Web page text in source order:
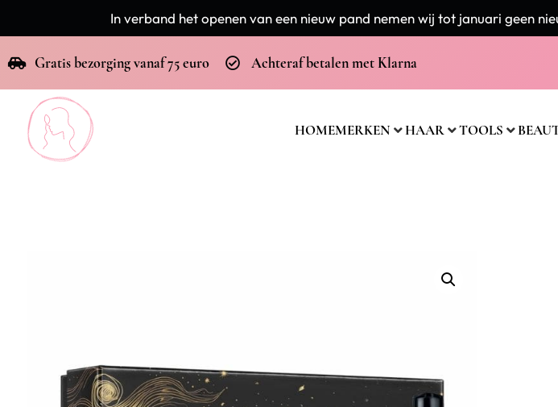
In verband het openen van een nieuw pand nemen wij tot januari geen
Gratis bezorging vanaf 75 euro Achteraf betalen met Klarna
HOMEMERKEN HAAR TOOLS